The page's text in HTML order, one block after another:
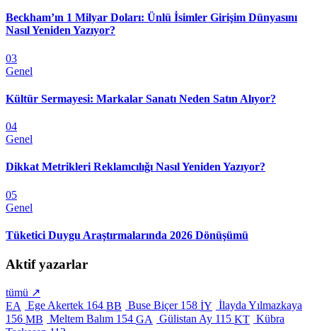
Beckham’ın 1 Milyar Doları: Ünlü İsimler Girişim Dünyasını
Nasıl Yeniden Yazıyor?
03
Genel
Kültür Sermayesi: Markalar Sanatı Neden Satın Alıyor?
04
Genel
Dikkat Metrikleri Reklamcılığı Nasıl Yeniden Yazıyor?
05
Genel
Tüketici Duygu Araştırmalarında 2026 Dönüşümü
Aktif yazarlar
tümü ↗
EA
Ege Akertek 164 BB Buse Biçer 158 İY İlayda Yılmazkaya
156 MB Meltem Balım 154 GA Gülistan Ay 115 KT Kübra